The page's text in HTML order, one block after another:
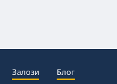
Залози
Блог